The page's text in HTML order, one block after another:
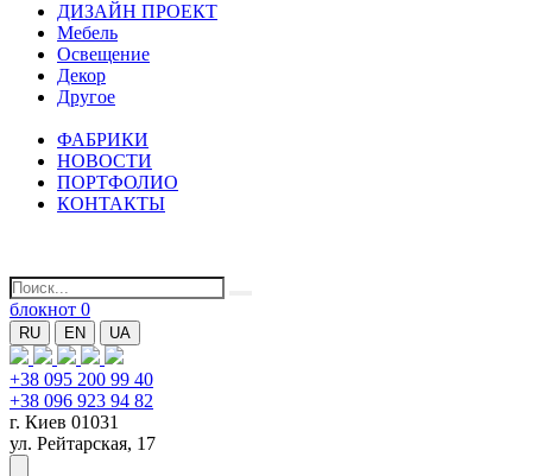
ДИЗАЙН ПРОЕКТ
Мебель
Освещение
Декор
Другое
ФАБРИКИ
НОВОСТИ
ПОРТФОЛИО
КОНТАКТЫ
блокнот 0
RU EN UA
+38 095 200 99 40
+38 096 923 94 82
г. Киев 01031
ул. Рейтарская, 17